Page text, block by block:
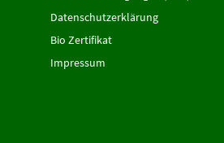
Datenschutzerklärung
Bio Zertifikat
Impressum